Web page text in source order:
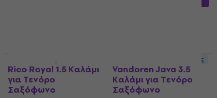
Rico Royal 1.5 Καλάμι
για Τενόρο
Σαξόφωνο
Vandoren Java 3.5
Καλάμι για Τενόρο
Σαξόφωνο
Έκπτωση λόγο ποσότητας